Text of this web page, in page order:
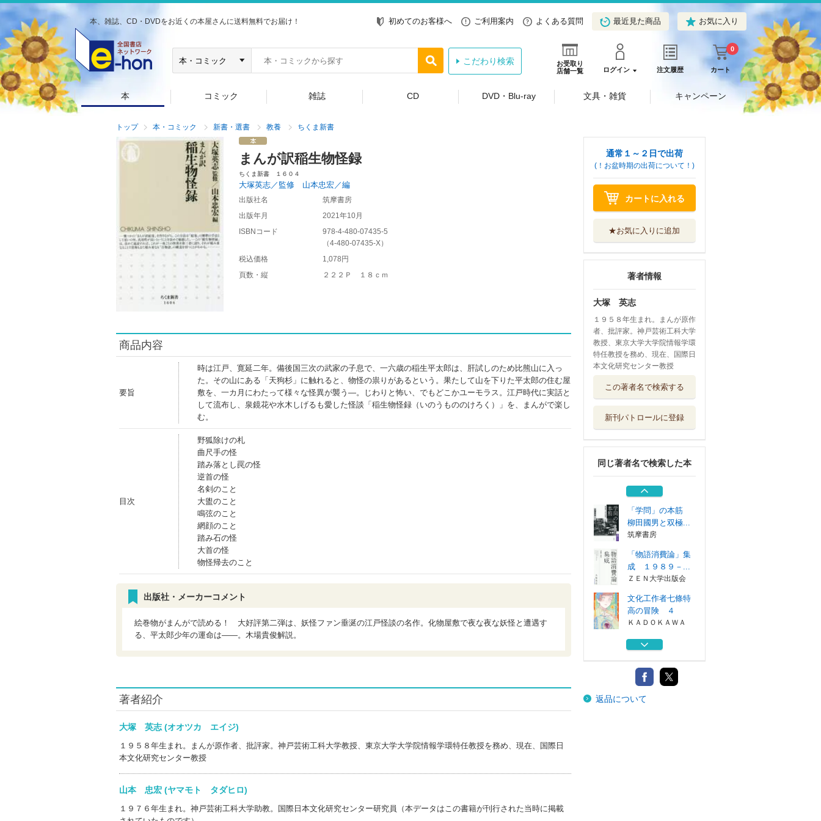
本、雑誌、CD・DVDをお近くの本屋さんに送料無料でお届け！ 初めてのお客様へ ご利用案内 よくある質問 最近見た商品 お気に入り
お受取り
店舗一覧
ログイン 注文履歴 カート
0
こだわり検索
本 コミック 雑誌 CD DVD・Blu-ray 文具・雑貨 キャンペーン
トップ 本・コミック 新書・選書 教養 ちくま新書
まんが訳稲生物怪録
ちくま新書 １６０４
大塚英志／監修 山本忠宏／編
出版社名
筑摩書房
出版年月
2021年10月
ISBNコード
978-4-480-07435-5
（4-480-07435-X）
税込価格
1,078円
頁数・縦
２２２Ｐ １８ｃｍ
商品内容
要旨
時は江戸、寛延二年。備後国三次の武家の子息で、一六歳の稲生平太郎は、肝試しのため比熊山に入っ
た。その山にある「天狗杉」に触れると、物怪の祟りがあるという。果たして山を下りた平太郎の住む屋
敷を、一カ月にわたって様々な怪異が襲う―。じわりと怖い、でもどこかユーモラス。江戸時代に実話と
して流布し、泉鏡花や水木しげるも愛した怪談「稲生物怪録（いのうもののけろく）」を、まんがで楽し
む。
目次
野狐除けの札
曲尺手の怪
踏み落とし罠の怪
逆首の怪
名剣のこと
大盥のこと
鳴弦のこと
網顔のこと
踏み石の怪
大首の怪
物怪帰去のこと
出版社・メーカーコメント
絵巻物がまんがで読める！ 大好評第二弾は、妖怪ファン垂涎の江戸怪談の名作。化物屋敷で夜な夜な妖怪と遭遇す
る、平太郎少年の運命は――。木場貴俊解説。
著者紹介
大塚 英志 (オオツカ エイジ)
１９５８年生まれ。まんが原作者、批評家。神戸芸術工科大学教授、東京大学大学院情報学環特任教授を務め、現在、国際日
本文化研究センター教授
山本 忠宏 (ヤマモト タダヒロ)
１９７６年生まれ。神戸芸術工科大学助教。国際日本文化研究センター研究員（本データはこの書籍が刊行された当時に掲載
通常１～２日で出荷
(！お盆時期の出荷について！)
カートに入れる
★お気に入りに追加
著者情報
大塚 英志
１９５８年生まれ。まんが原作
者、批評家。神戸芸術工科大学
教授、東京大学大学院情報学環
特任教授を務め、現在、国際日
本文化研究センター教授
この著者名で検索する
新刊パトロールに登録
同じ著者名で検索した本
成 １９８９－...
文化工作者七條特
ＫＡＤＯＫＡＷＡ
まんがでわかる物
語とは何か？
ＫＡＤＯＫＡＷＡ
「学問」の本筋
柳田國男と双極...
筑摩書房
「物語消費論」集
成 １９８９－...
ＺＥＮ大学出版会
文化工作者七條特
高の冒険 ４
ＫＡＤＯＫＡＷＡ
まんがでわかる物
ＫＡＤＯＫＡＷＡ
「学問」の本筋
柳田國男と双極...
返品について